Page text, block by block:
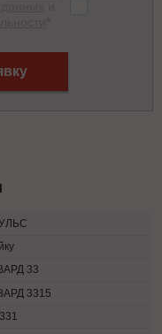
33
3315